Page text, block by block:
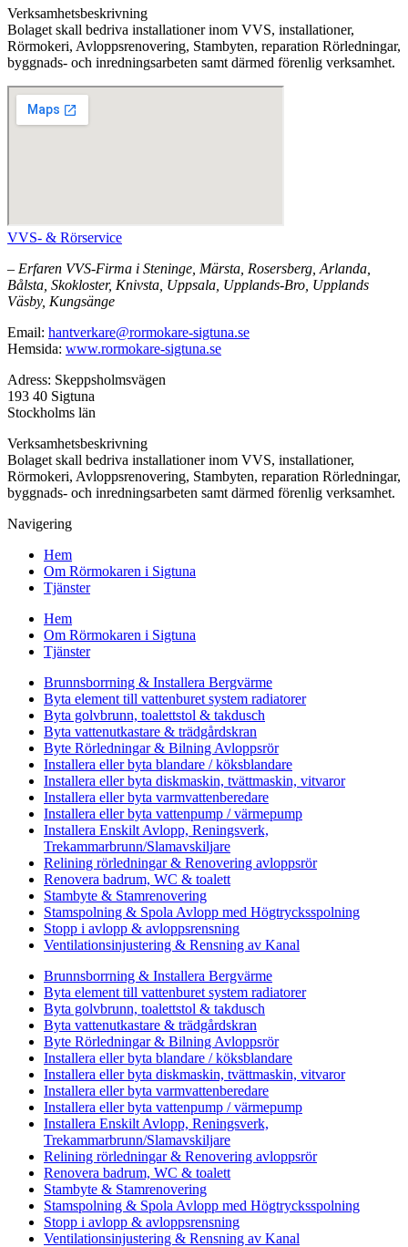
Verksamhetsbeskrivning
Bolaget skall bedriva installationer inom VVS, installationer,
Rörmokeri, Avloppsrenovering, Stambyten, reparation Rörledningar,
byggnads- och inredningsarbeten samt därmed förenlig verksamhet.
VVS- & Rörservice
– Erfaren VVS-Firma i Steninge, Märsta, Rosersberg, Arlanda,
Bålsta, Skokloster, Knivsta, Uppsala, Upplands-Bro, Upplands
Väsby, Kungsänge
Email: hantverkare@rormokare-sigtuna.se
Hemsida: www.rormokare-sigtuna.se
Adress: Skeppsholmsvägen
193 40 Sigtuna
Stockholms län
Verksamhetsbeskrivning
Bolaget skall bedriva installationer inom VVS, installationer,
Rörmokeri, Avloppsrenovering, Stambyten, reparation Rörledningar,
byggnads- och inredningsarbeten samt därmed förenlig verksamhet.
Navigering
Hem
Om Rörmokaren i Sigtuna
Tjänster
Hem
Om Rörmokaren i Sigtuna
Tjänster
Brunnsborrning & Installera Bergvärme
Byta element till vattenburet system radiatorer
Byta golvbrunn, toalettstol & takdusch
Byta vattenutkastare & trädgårdskran
Byte Rörledningar & Bilning Avloppsrör
Installera eller byta blandare / köksblandare
Installera eller byta diskmaskin, tvättmaskin, vitvaror
Installera eller byta varmvattenberedare
Installera eller byta vattenpump / värmepump
Installera Enskilt Avlopp, Reningsverk,
Trekammarbrunn/Slamavskiljare
Relining rörledningar & Renovering avloppsrör
Renovera badrum, WC & toalett
Stambyte & Stamrenovering
Stamspolning & Spola Avlopp med Högtrycksspolning
Stopp i avlopp & avloppsrensning
Ventilationsinjustering & Rensning av Kanal
Brunnsborrning & Installera Bergvärme
Byta element till vattenburet system radiatorer
Byta golvbrunn, toalettstol & takdusch
Byta vattenutkastare & trädgårdskran
Byte Rörledningar & Bilning Avloppsrör
Installera eller byta blandare / köksblandare
Installera eller byta diskmaskin, tvättmaskin, vitvaror
Installera eller byta varmvattenberedare
Installera eller byta vattenpump / värmepump
Installera Enskilt Avlopp, Reningsverk,
Trekammarbrunn/Slamavskiljare
Relining rörledningar & Renovering avloppsrör
Renovera badrum, WC & toalett
Stambyte & Stamrenovering
Stamspolning & Spola Avlopp med Högtrycksspolning
Stopp i avlopp & avloppsrensning
Ventilationsinjustering & Rensning av Kanal